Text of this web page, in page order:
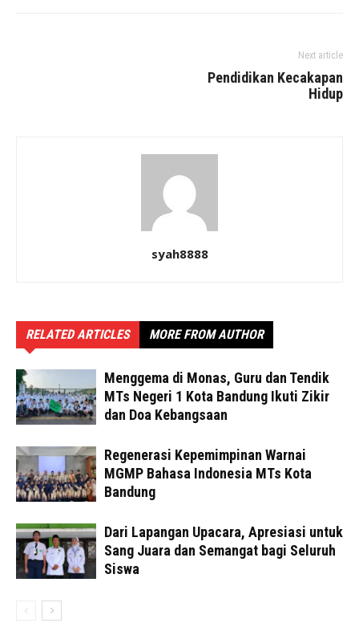
Next article
Pendidikan Kecakapan
Hidup
syah8888
RELATED ARTICLES MORE FROM AUTHOR
Menggema di Monas, Guru dan Tendik
MTs Negeri 1 Kota Bandung Ikuti Zikir
dan Doa Kebangsaan
Regenerasi Kepemimpinan Warnai
MGMP Bahasa Indonesia MTs Kota
Bandung
Dari Lapangan Upacara, Apresiasi untuk
Sang Juara dan Semangat bagi Seluruh
Siswa